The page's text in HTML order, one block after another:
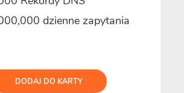
dzienne zapytania
DODAJ DO KARTY